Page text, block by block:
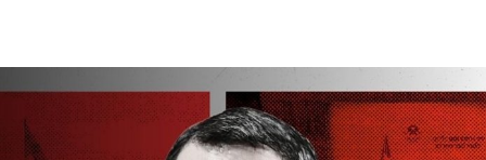
Thiên Bình và Bảo Bình có hợp nhau không?
Âm Dương Ngũ Hành là gì? Những điều cơ bản về Âm Dương Ngũ Hành ai cũng cần biết